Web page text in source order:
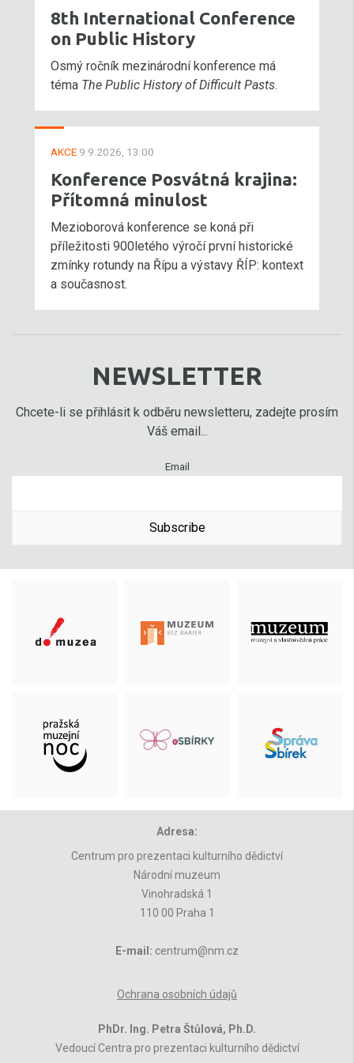
8th International Conference
on Public History
Osmý ročník mezinárodní konference má
téma The Public History of Difficult Pasts.
AKCE 9.9.2026, 13:00
Konference Posvátná krajina:
Přítomná minulost
Mezioborová konference se koná při
příležitosti 900letého výročí první historické
zmínky rotundy na Řípu a výstavy ŘÍP: kontext
a současnost.
NEWSLETTER
Chcete-li se přihlásit k odběru newsletteru, zadejte prosím
Váš email...
Email
Subscribe
Adresa:
Centrum pro prezentaci kulturního dědictví
Národní muzeum
Vinohradská 1
110 00 Praha 1
E-mail: centrum@nm.cz
Ochrana osobních údajů
PhDr. Ing. Petra Štůlová, Ph.D.
Vedoucí Centra pro prezentaci kulturního dědictví